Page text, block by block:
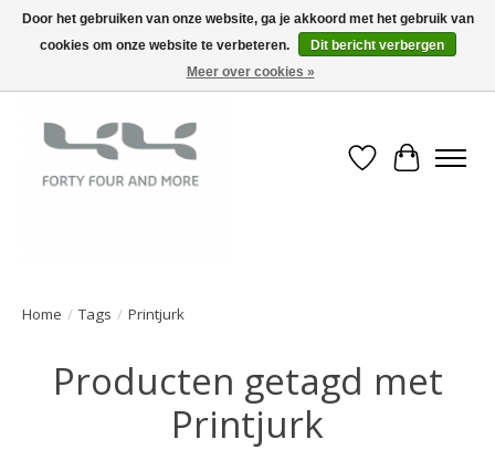
Verlanglijst
Home / Tags / Printjurk
Producten getagd met
Printjurk
Door het gebruiken van onze website, ga je akkoord met het gebruik van
cookies om onze website te verbeteren.
Dit bericht verbergen
Meer over cookies »